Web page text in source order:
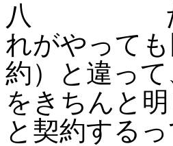
八 だから
れがやって
約）と違っ
をきちんと
と契約する